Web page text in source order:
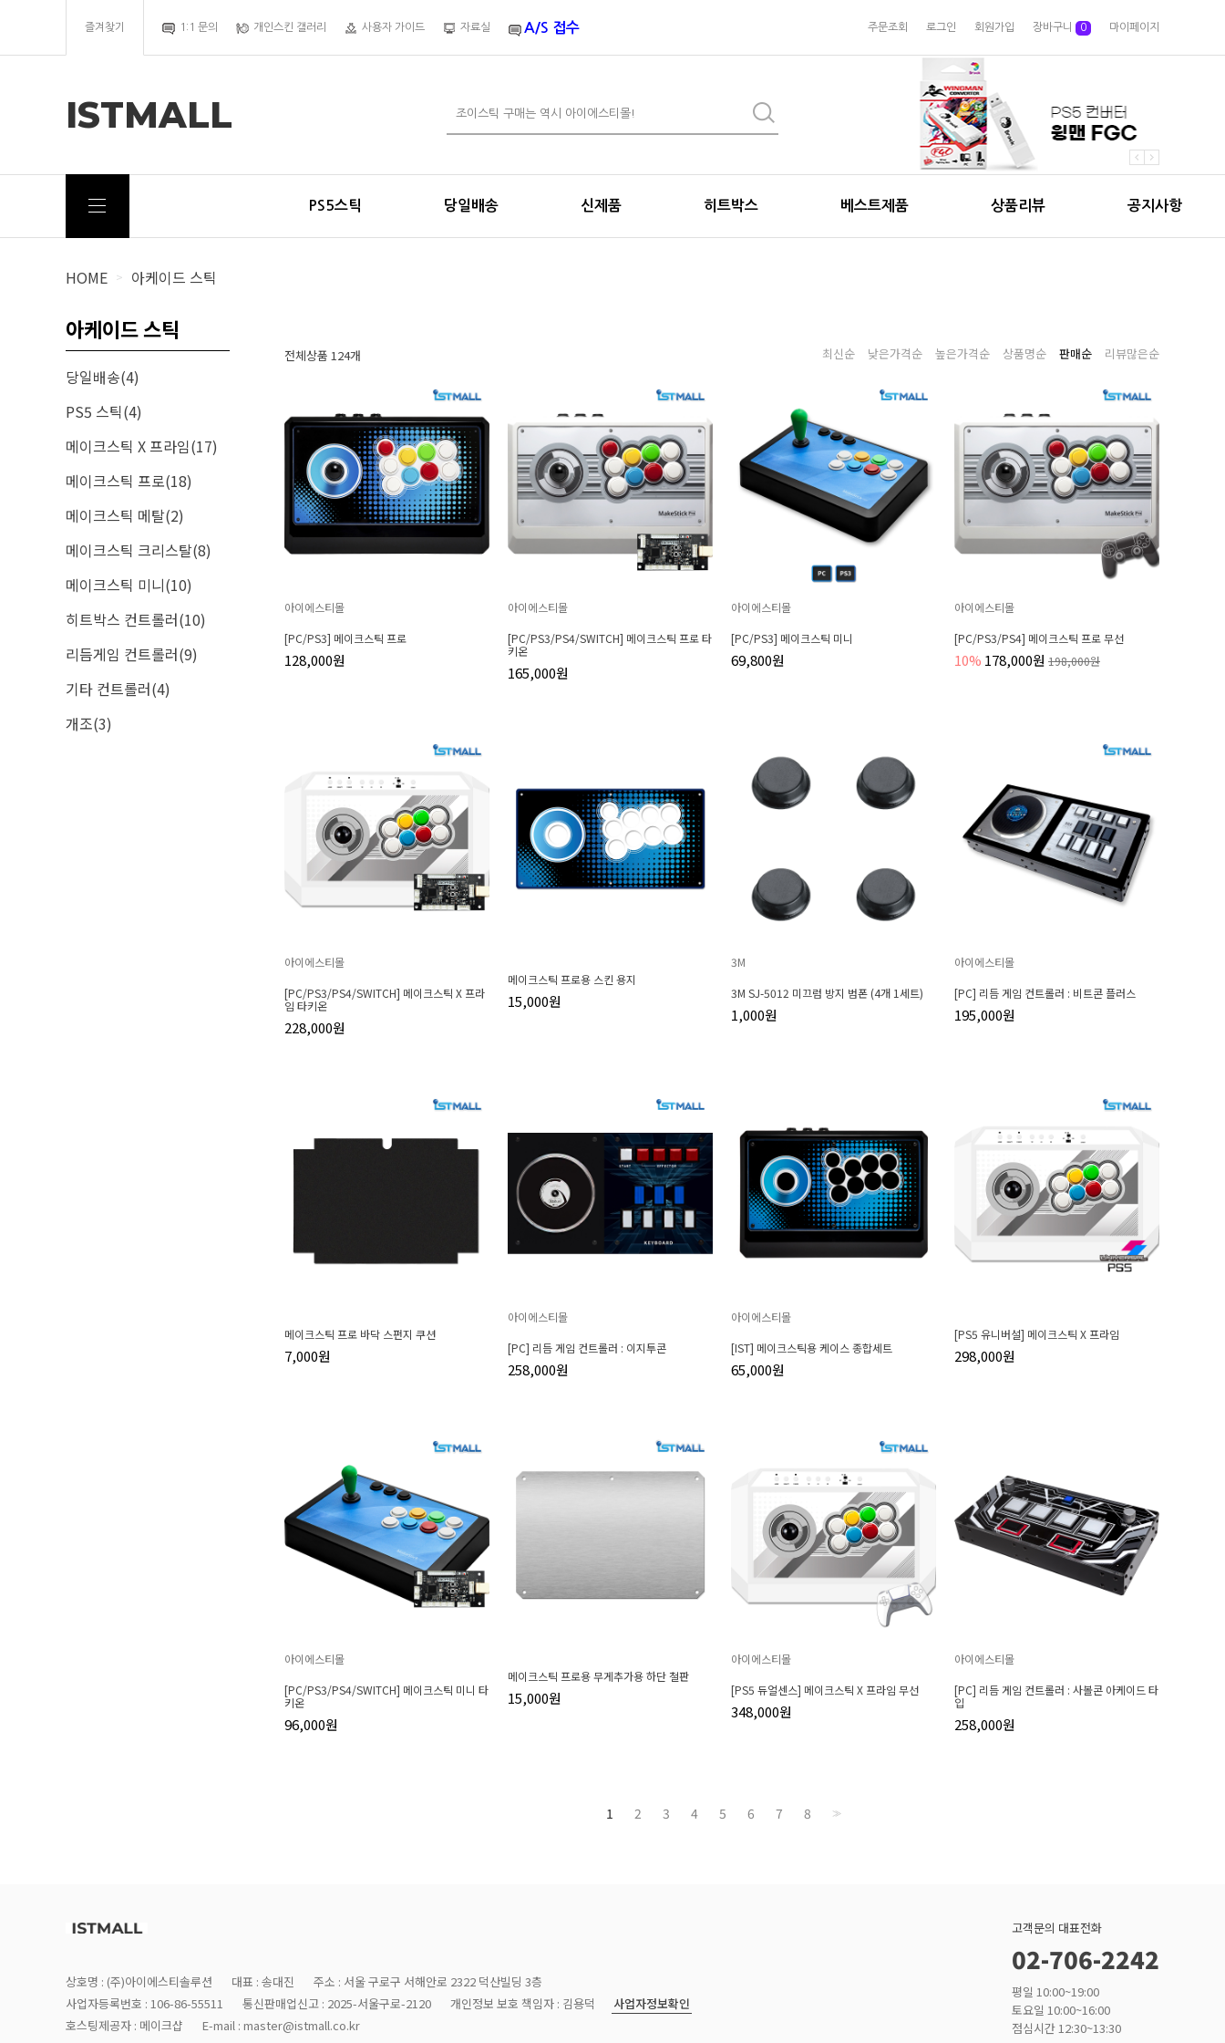
즐겨찾기 1:1 문의 개인스킨 갤러리 사용자 가이드 자료실 A/S 접수 주문조회 로그인 회원가입 장바구니 0 마이페이지
ISTMALL
PS5스틱 당일배송 신제품 히트박스 베스트제품 상품리뷰 공지사항
HOME > 아케이드 스틱
아케이드 스틱
당일배송(4)
PS5 스틱(4)
메이크스틱 X 프라임(17)
메이크스틱 프로(18)
메이크스틱 메탈(2)
메이크스틱 크리스탈(8)
메이크스틱 미니(10)
히트박스 컨트롤러(10)
리듬게임 컨트롤러(9)
기타 컨트롤러(4)
개조(3)
전체상품 124개 최신순 낮은가격순 높은가격순 상품명순 판매순 리뷰많은순
아이에스티몰
[PC/PS3] 메이크스틱 프로
128,000원
아이에스티몰
[PC/PS3/PS4/SWITCH] 메이크스틱 프로 타
키온
165,000원
아이에스티몰
[PC/PS3] 메이크스틱 미니
69,800원
아이에스티몰
[PC/PS3/PS4] 메이크스틱 프로 무선
10% 178,000원 198,000원
아이에스티몰
[PC/PS3/PS4/SWITCH] 메이크스틱 X 프라
임 타키온
228,000원
메이크스틱 프로용 스킨 용지
15,000원
3M
3M SJ-5012 미끄럼 방지 범폰 (4개 1세트)
1,000원
아이에스티몰
[PC] 리듬 게임 컨트롤러 : 비트콘 플러스
195,000원
메이크스틱 프로 바닥 스펀지 쿠션
7,000원
아이에스티몰
[PC] 리듬 게임 컨트롤러 : 이지투콘
258,000원
아이에스티몰
[IST] 메이크스틱용 케이스 종합세트
65,000원
[PS5 유니버설] 메이크스틱 X 프라임
298,000원
아이에스티몰
[PC/PS3/PS4/SWITCH] 메이크스틱 미니 타
키온
96,000원
메이크스틱 프로용 무게추가용 하단 철판
15,000원
아이에스티몰
[PS5 듀얼센스] 메이크스틱 X 프라임 무선
348,000원
아이에스티몰
[PC] 리듬 게임 컨트롤러 : 사볼콘 아케이드 타
입
258,000원
1 2 3 4 5 6 7 8 >>
상호명 : (주)아이에스티솔루션 대표 : 송대진
주소 : 서울 구로구 서해안로 2322 덕산빌딩 3층
사업자등록번호 : 106-86-55511
통신판매업신고 : 2025-서울구로-2120 개인정보 보호 책임자 : 김용덕
사업자정보확인
호스팅제공자 : 메이크샵
E-mail : master@istmall.co.kr
고객문의 대표전화
02-706-2242
평일 10:00~19:00
토요일 10:00~16:00
점심시간 12:30~13:30